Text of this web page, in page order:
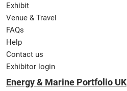
Exhibit
Venue & Travel
FAQs
Help
Contact us
Exhibitor login
Energy & Marine Portfolio UK